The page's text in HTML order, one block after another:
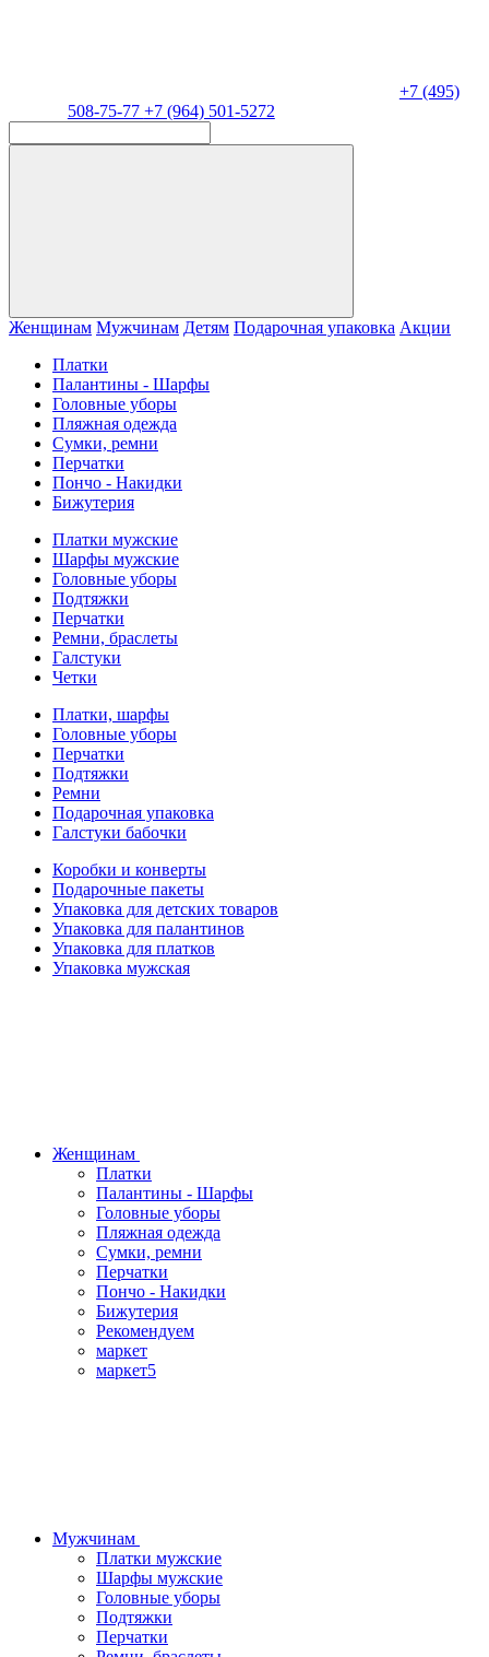
+7 (495)
508-75-77 +7 (964) 501-5272
Женщинам Мужчинам Детям Подарочная упаковка Акции
Платки
Палантины - Шарфы
Головные уборы
Пляжная одежда
Сумки, ремни
Перчатки
Пончо - Накидки
Бижутерия
Платки мужские
Шарфы мужские
Головные уборы
Подтяжки
Перчатки
Ремни, браслеты
Галстуки
Четки
Платки, шарфы
Головные уборы
Перчатки
Подтяжки
Ремни
Подарочная упаковка
Галстуки бабочки
Коробки и конверты
Подарочные пакеты
Упаковка для детских товаров
Упаковка для палантинов
Упаковка для платков
Упаковка мужская
Женщинам
Платки
Палантины - Шарфы
Головные уборы
Пляжная одежда
Сумки, ремни
Перчатки
Пончо - Накидки
Бижутерия
Рекомендуем
маркет
маркет5
Мужчинам
Платки мужские
Шарфы мужские
Головные уборы
Подтяжки
Перчатки